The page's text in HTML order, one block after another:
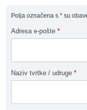
Polja označena s * su
Adresa e-pošte *
Naziv tvrtke / udruge *